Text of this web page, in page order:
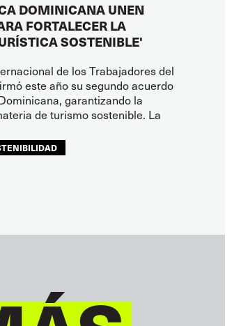
DOMINICANA UNEN
FORTALECER LA
SOSTENIBLE'
de los Trabajadores del
este año su segundo acuerdo
garantizando la
de turismo sostenible. La